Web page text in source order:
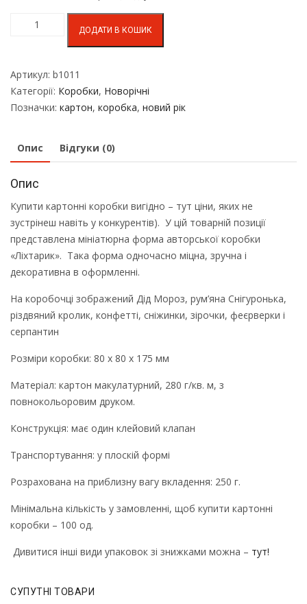
ДОДАТИ В КОШИК
Артикул: b1011
Категорії: Коробки, Новорічні
Позначки: картон, коробка, новий рік
Опис Відгуки (0)
Опис
Купити картонні коробки вигідно – тут ціни, яких не
зустрінеш навіть у конкурентів). У цій товарній позиції
представлена ​​мініатюрна форма авторської коробки
«Ліхтарик». Така форма одночасно міцна, зручна і
декоративна в оформленні.
На коробочці зображений Дід Мороз, рум’яна Снігуронька,
різдвяний кролик, конфетті, сніжинки, зірочки, феєрверки і
серпантин
Розміри коробки: 80 х 80 х 175 мм
Матеріал: картон макулатурний, 280 г/кв. м, з
повнокольоровим друком.
Конструкція: має один клейовий клапан
Транспортування: у плоскій формі
Розрахована на приблизну вагу вкладення: 250 г.
Мінімальна кількість у замовленні, щоб купити картонні
коробки – 100 од.
Дивитися інші види упаковок зі знижками можна – тут!
СУПУТНІ ТОВАРИ